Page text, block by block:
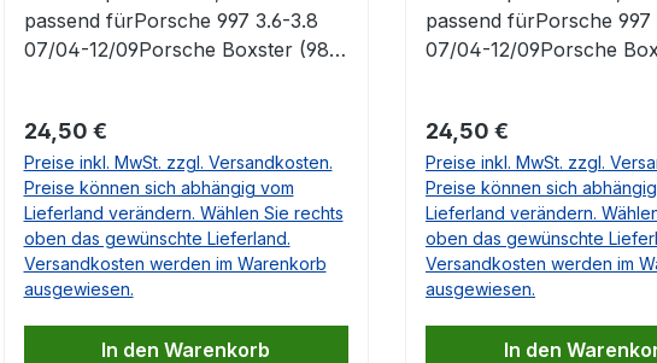
passend fürPorsche 997 3.6-3.8
07/04-12/09Porsche Boxster (987)
06/13 OE.-Nr. 99764220200
Regulärer Preis:
24,50 €
Preise inkl. MwSt. zzgl. Versandkosten.
Preise können sich abhängig vom
Lieferland verändern. Wählen Sie rechts
oben das gewünschte Lieferland.
Versandkosten werden im Warenkorb
ausgewiesen.
In den Warenkorb
passend fürPorsche 997
07/04-12/09Porsche
06/13 OE.-Nr.
Regulärer Preis:
24,50 €
Preise inkl. MwSt. zzgl.
Preise können sich
Lieferland verändern.
oben das gewünschte
Versandkosten werden im
ausgewiesen.
In den